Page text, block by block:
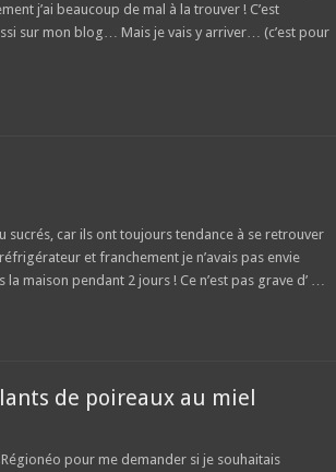
j’ai beaucoup de mal à la trouver ! C’est
sur mon blog… Mais je vais y arriver… (c’est pour
sucrés, car ils ont toujours tendance à se retrouver
et franchement je n’avais pas envie
maison pendant 2 jours ! Ce n’est pas grave d’ …
de poireaux au miel
pour me demander si je souhaitais